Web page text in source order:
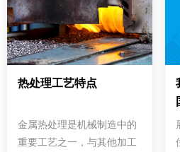
热处理工艺特点
金属热处理是机械制造中的
重要工艺之一，与其他加工